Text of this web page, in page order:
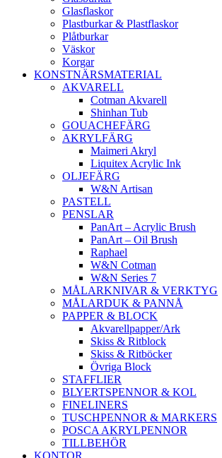
Glasflaskor
Plastburkar & Plastflaskor
Plåtburkar
Väskor
Korgar
KONSTNÄRSMATERIAL
AKVARELL
Cotman Akvarell
Shinhan Tub
GOUACHEFÄRG
AKRYLFÄRG
Maimeri Akryl
Liquitex Acrylic Ink
OLJEFÄRG
W&N Artisan
PASTELL
PENSLAR
PanArt – Acrylic Brush
PanArt – Oil Brush
Raphael
W&N Cotman
W&N Series 7
MÅLARKNIVAR & VERKTYG
MÅLARDUK & PANNÅ
PAPPER & BLOCK
Akvarellpapper/Ark
Skiss & Ritblock
Skiss & Ritböcker
Övriga Block
STAFFLIER
BLYERTSPENNOR & KOL
FINELINERS
TUSCHPENNOR & MARKERS
POSCA AKRYLPENNOR
TILLBEHÖR
KONTOR